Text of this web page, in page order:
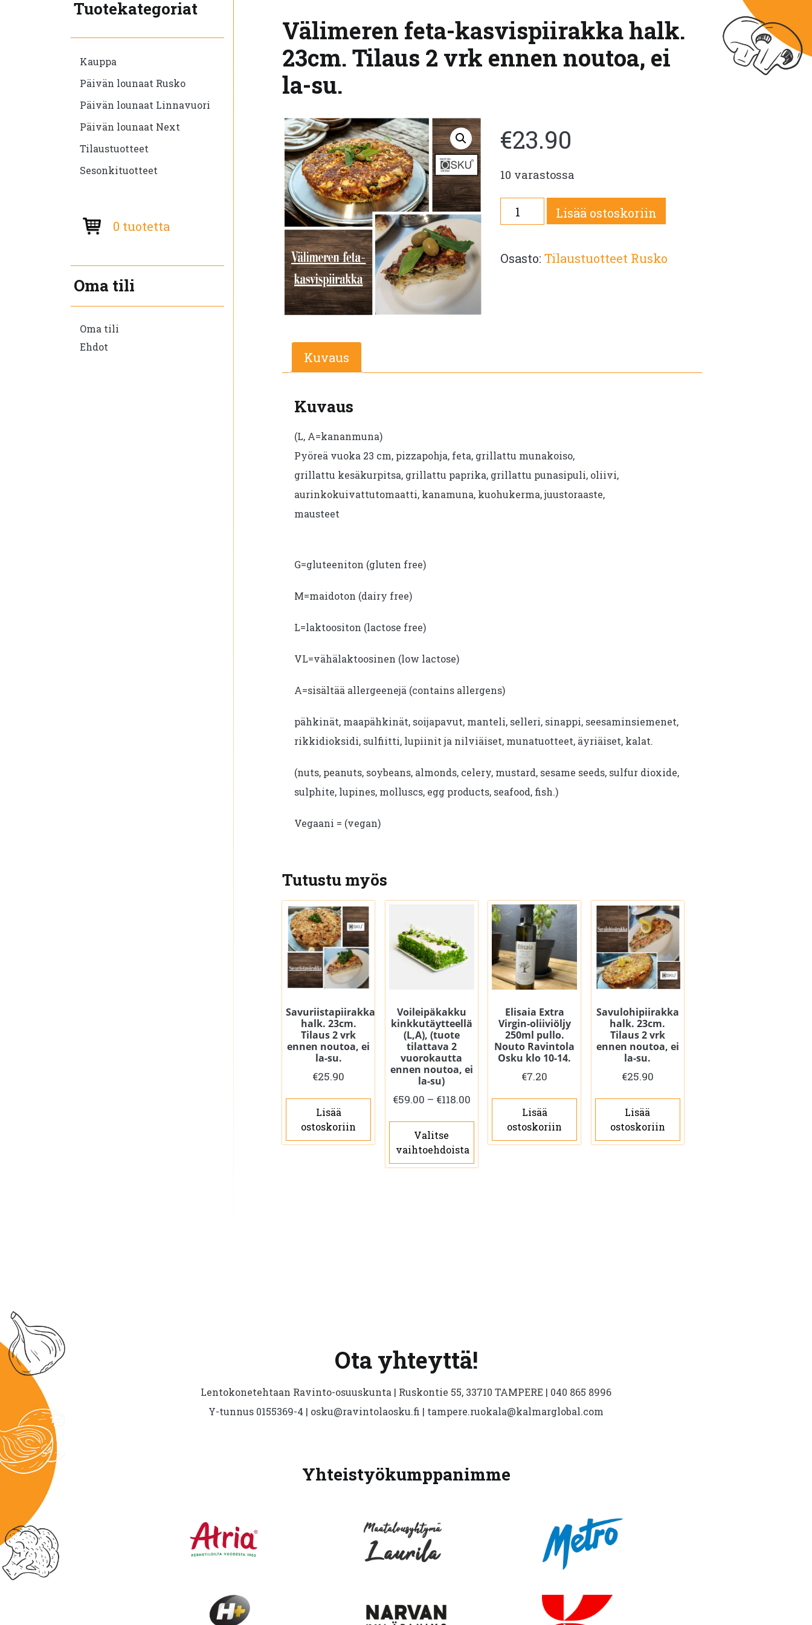
Tuotekategoriat
Kauppa
Päivän lounaat Rusko
Päivän lounaat Linnavuori
Päivän lounaat Next
Tilaustuotteet
Sesonkituotteet
0 tuotetta
Oma tili
Oma tili
Ehdot
Välimeren feta-kasvispiirakka halk.
23cm. Tilaus 2 vrk ennen noutoa, ei
la-su.
€23.90
10 varastossa
Välimeren
feta-
halk.
noutoa,
Lisää ostoskoriin
Osasto:Tilaustuotteet Rusko
Kuvaus
Kuvaus
(L, A=kananmuna)
Pyöreä vuoka 23 cm, pizzapohja, feta, grillattu munakoiso,
grillattu kesäkurpitsa, grillattu paprika, grillattu punasipuli, oliivi,
aurinkokuivattutomaatti, kanamuna, kuohukerma, juustoraaste,
mausteet
G=gluteeniton (gluten free)
M=maidoton (dairy free)
L=laktoositon (lactose free)
VL=vähälaktoosinen (low lactose)
A=sisältää allergeenejä (contains allergens)
pähkinät, maapähkinät, soijapavut, manteli, selleri, sinappi, seesaminsiemenet,
rikkidioksidi, sulfiitti, lupiinit ja nilviäiset, munatuotteet, äyriäiset, kalat.
(nuts, peanuts, soybeans, almonds, celery, mustard, sesame seeds, sulfur dioxide,
sulphite, lupines, molluscs, egg products, seafood, fish.)
Vegaani = (vegan)
Tutustu myös
Savuriistapiirakka
halk. 23cm.
Tilaus 2 vrk
ennen noutoa, ei
la-su.
€25.90
Lisää
ostoskoriin
Voileipäkakku
kinkkutäytteellä
(L,A), (tuote
tilattava 2
vuorokautta
ennen noutoa, ei
la-su)
€59.00 – €118.00Hintaluokka:
€118.00
Valitse
vaihtoehdoista
Tällä
tuotteella
Elisaia Extra
Virgin-oliiviöljy
250ml pullo.
Nouto Ravintola
Osku klo 10-14.
€7.20
Lisää
ostoskoriin
Savulohipiirakka
halk. 23cm.
Tilaus 2 vrk
ennen noutoa, ei
la-su.
€25.90
Lisää
ostoskoriin
Ota yhteyttä!
Lentokonetehtaan Ravinto-osuuskunta | Ruskontie 55, 33710 TAMPERE | 040 865 8996
Y-tunnus 0155369-4 | osku@ravintolaosku.fi | tampere.ruokala@kalmarglobal.com
Yhteistyökumppanimme